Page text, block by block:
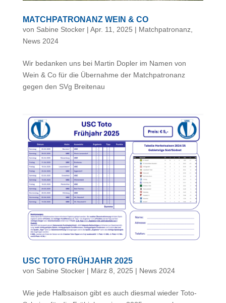
MATCHPATRONANZ WEIN & CO
von Sabine Stocker| Apr. 11, 2025 | Matchpatronanz,
News 2024
Wir bedanken uns bei Martin Dopler im Namen von
Wein & Co für die Übernahme der Matchpatronanz
gegen den SVg Breitenau
USC TOTO FRÜHJAHR 2025
von Sabine Stocker| März 8, 2025 | News 2024
Wie jede Halbsaison gibt es auch diesmal wieder Toto-